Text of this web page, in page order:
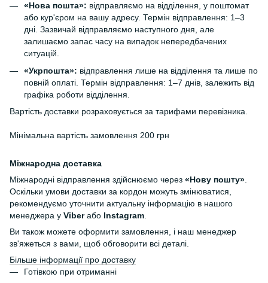
«Нова пошта»: відправляємо на відділення, у поштомат
або кур'єром на вашу адресу. Термін відправлення: 1–3
дні. Зазвичай відправляємо наступного дня, але
залишаємо запас часу на випадок непередбачених
ситуацій.
«Укрпошта»: відправлення лише на відділення та лише по
повній оплаті. Термін відправлення: 1–7 днів, залежить від
графіка роботи відділення.
Вартість доставки розраховується за тарифами перевізника.
Мінімальна вартість замовлення 200 грн
Міжнародна доставка
Міжнародні відправлення здійснюємо через «Нову пошту»
Оскільки умови доставки за кордон можуть змінюватися,
рекомендуємо уточнити актуальну інформацію в нашого
менеджера у Viberабо Instagram
Ви також можете оформити замовлення, і наш менеджер
зв'яжеться з вами, щоб обговорити всі деталі.
Більше інформації про доставку
Готівкою при отриманні